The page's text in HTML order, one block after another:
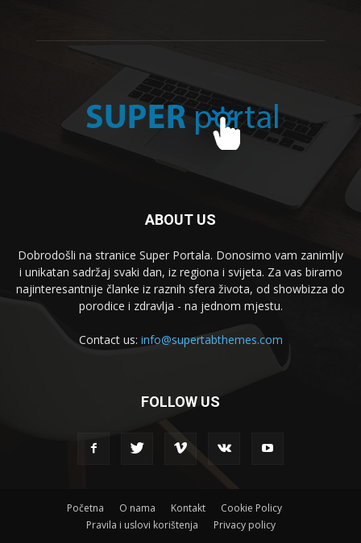
ABOUT US
Dobrodošli na stranice Super Portala. Donosimo vam zanimljv
i unikatan sadržaj svaki dan, iz regiona i svijeta. Za vas biramo
najinteresantnije članke iz raznih sfera života, od showbizza do
porodice i zdravlja - na jednom mjestu.
Contact us: info@supertabthemes.com
FOLLOW US
Početna O nama Kontakt
Cookie Policy
Pravila i uslovi korištenja
Privacy policy